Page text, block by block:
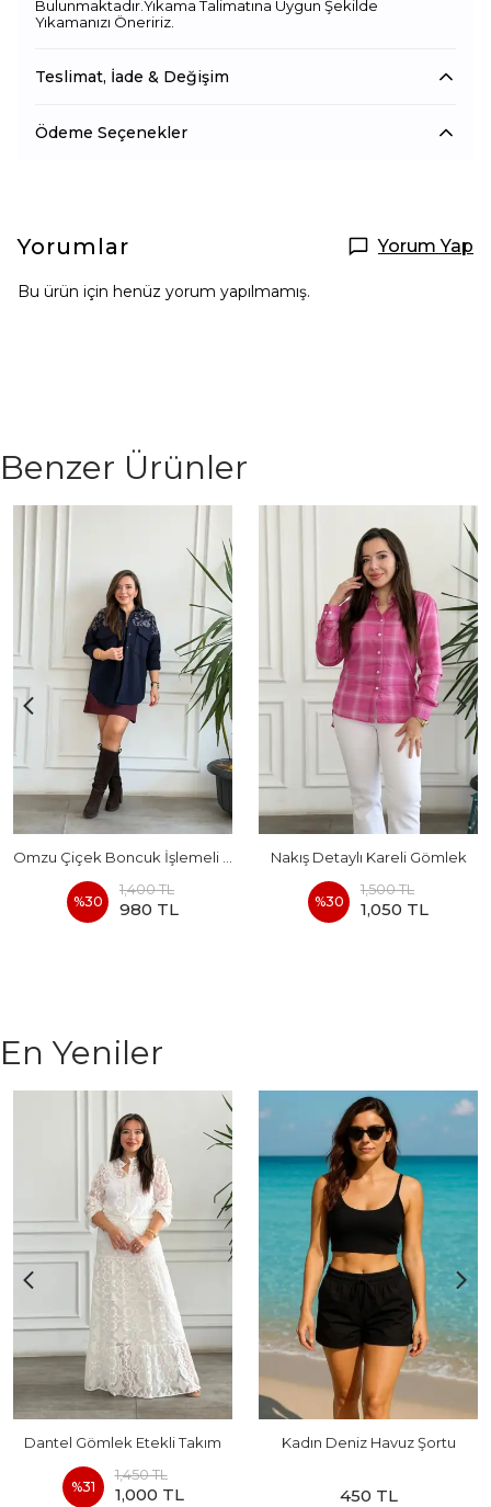
Bulunmaktadır.Yıkama Talimatına Uygun Şekilde
Yıkamanızı Öneririz.
Teslimat, İade & Değişim
Ödeme Seçenekler
Yorumlar Yorum Yap
Bu ürün için henüz yorum yapılmamış.
Benzer Ürünler
%30
1,400 TL
980 TL
Nakış Detaylı Kareli Gömlek
%30
1,500 TL
1,050 TL
En Yeniler
Dantel Gömlek Etekli Takım
%31
1,450 TL
1,000 TL
Kadın Deniz Havuz Şortu
450 TL